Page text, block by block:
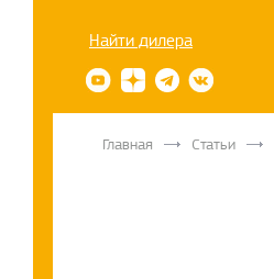
Найти дилера
Главная Статьи